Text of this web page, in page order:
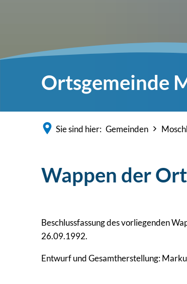
Ortsgemeinde
Sie sind hier: Gemeinden
Wappen der
Beschlussfassung des vorliegenden
26.09.1992.
Entwurf und Gesamtherstellung: